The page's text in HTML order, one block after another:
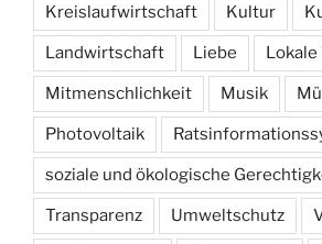
Kreislaufwirtschaft Kultur
Landwirtschaft Liebe
Mitmenschlichkeit Musik
Photovoltaik
soziale und ökologische
Transparenz Umweltschutz